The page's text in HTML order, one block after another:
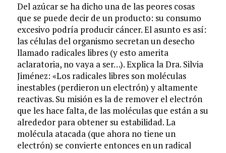
Del azúcar se ha dicho una de las peores cosas
que se puede decir de un producto: su consumo
excesivo podría producir cáncer. El asunto es así:
las células del organismo secretan un desecho
llamado radicales libres (y esto amerita
aclaratoria, no vaya a ser…). Explica la Dra. Silvia
Jiménez: «Los radicales libres son moléculas
inestables (perdieron un electrón) y altamente
reactivas. Su misión es la de remover el electrón
que les hace falta, de las moléculas que están a su
alrededor para obtener su estabilidad. La
molécula atacada (que ahora no tiene un
electrón) se convierte entonces en un radical